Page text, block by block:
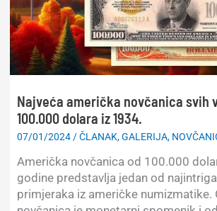
Najveća američka novčanica svih
100.000 dolara iz 1934.
07/01/2024/ČLANAK,GALERIJA,
Američka novčanica od 100.000
godine predstavlja jedan od
primjeraka iz američke numizmatike.